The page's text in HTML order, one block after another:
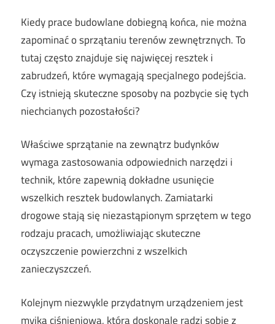
Kiedy prace budowlane dobiegną końca, nie można
zapominać o sprzątaniu terenów zewnętrznych. To
tutaj często znajduje się najwięcej resztek i
zabrudzeń, które wymagają specjalnego podejścia.
Czy istnieją skuteczne sposoby na pozbycie się tych
niechcianych pozostałości?
Właściwe sprzątanie na zewnątrz budynków
wymaga zastosowania odpowiednich narzędzi i
technik, które zapewnią dokładne usunięcie
wszelkich resztek budowlanych. Zamiatarki
drogowe stają się niezastąpionym sprzętem w tego
rodzaju pracach, umożliwiając skuteczne
oczyszczenie powierzchni z wszelkich
zanieczyszczeń.
Kolejnym niezwykle przydatnym urządzeniem jest
myjka ciśnieniowa, która doskonale radzi sobie z